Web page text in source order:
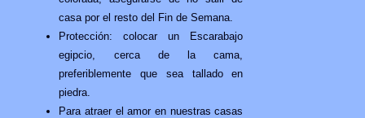
casa por el resto del Fin de Semana.
Protección: colocar un Escarabajo
egipcio, cerca de la cama,
preferiblemente que sea tallado en
piedra.
Para atraer el amor en nuestras casas